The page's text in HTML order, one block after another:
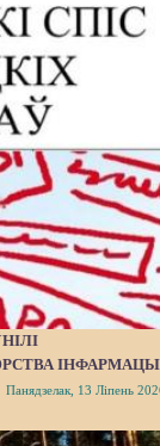
Панядзелак, 13 Ліпень